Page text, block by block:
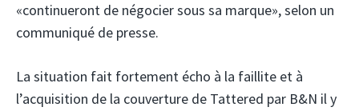
«continueront de négocier sous sa marque», selon un
communiqué de presse.
La situation fait fortement écho à la faillite et à
l’acquisition de la couverture de Tattered par B&N il y